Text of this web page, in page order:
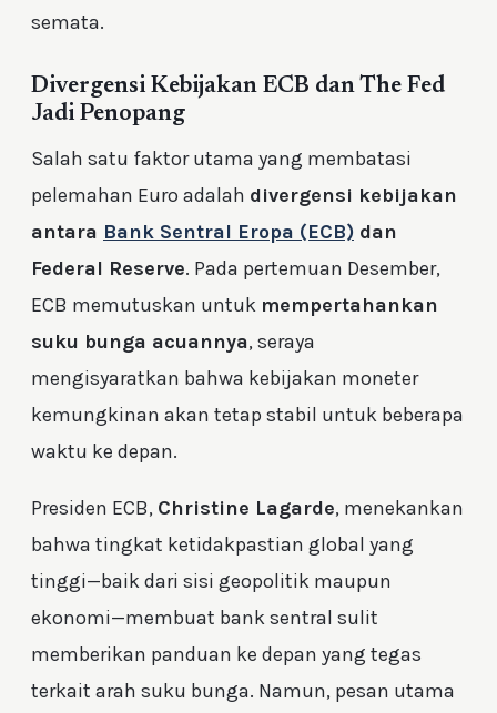
semata.
Divergensi Kebijakan ECB dan The Fed
Jadi Penopang
Salah satu faktor utama yang membatasi
pelemahan Euro adalah divergensi kebijakan
antara Bank Sentral Eropa (ECB) dan
Federal Reserve. Pada pertemuan Desember,
ECB memutuskan untuk mempertahankan
suku bunga acuannya, seraya
mengisyaratkan bahwa kebijakan moneter
kemungkinan akan tetap stabil untuk beberapa
waktu ke depan.
Presiden ECB, Christine Lagarde, menekankan
bahwa tingkat ketidakpastian global yang
tinggi—baik dari sisi geopolitik maupun
ekonomi—membuat bank sentral sulit
memberikan panduan ke depan yang tegas
terkait arah suku bunga. Namun, pesan utama